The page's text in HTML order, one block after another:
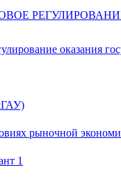
оказания
рыночной
1